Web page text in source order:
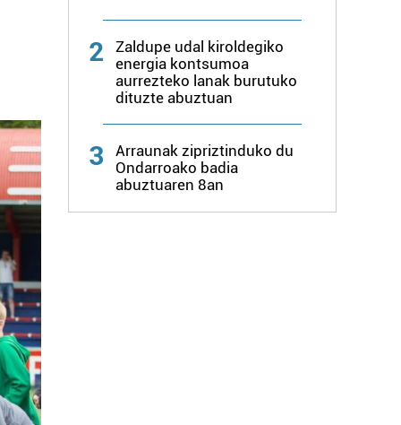
2
Zaldupe udal kiroldegiko
energia kontsumoa
aurrezteko lanak burutuko
dituzte abuztuan
3
Arraunak zipriztinduko du
Ondarroako badia
abuztuaren 8an